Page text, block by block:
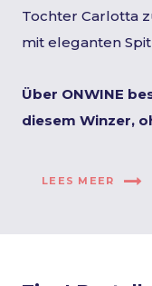
Tochter Carlotta
mit eleganten
Über ONWINE
diesem Winzer,
LEES MEER